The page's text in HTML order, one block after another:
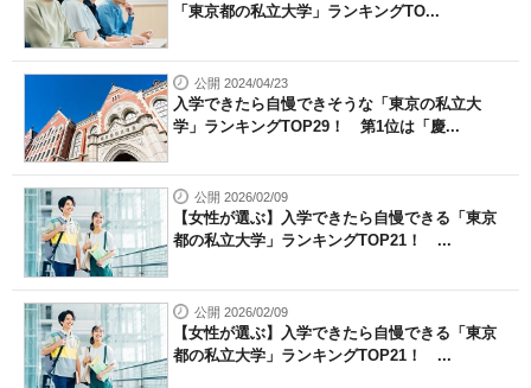
「東京都の私立大学」ランキングTO...
公開 2024/04/23
入学できたら自慢できそうな「東京の私立大
学」ランキングTOP29！ 第1位は「慶...
公開 2026/02/09
【女性が選ぶ】入学できたら自慢できる「東京
都の私立大学」ランキングTOP21！ ...
公開 2026/02/09
【女性が選ぶ】入学できたら自慢できる「東京
都の私立大学」ランキングTOP21！ ...